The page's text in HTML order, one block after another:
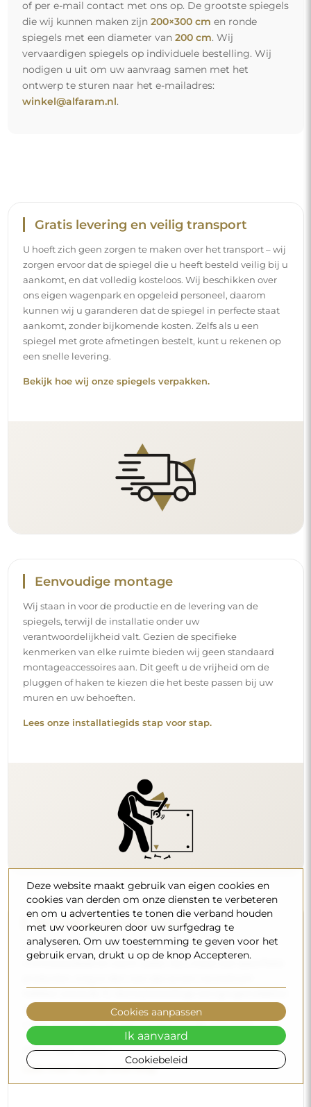
of per e-mail contact met ons op. De grootste spiegels
die wij kunnen maken zijn 200×300 cm en ronde
spiegels met een diameter van 200 cm. Wij
vervaardigen spiegels op individuele bestelling. Wij
nodigen u uit om uw aanvraag samen met het
ontwerp te sturen naar het e-mailadres:
winkel@alfaram.nl.
Gratis levering en veilig transport
U hoeft zich geen zorgen te maken over het transport – wij
zorgen ervoor dat de spiegel die u heeft besteld veilig bij u
aankomt, en dat volledig kosteloos. Wij beschikken over
ons eigen wagenpark en opgeleid personeel, daarom
kunnen wij u garanderen dat de spiegel in perfecte staat
aankomt, zonder bijkomende kosten. Zelfs als u een
spiegel met grote afmetingen bestelt, kunt u rekenen op
een snelle levering.
Bekijk hoe wij onze spiegels verpakken.
Eenvoudige montage
Wij staan in voor de productie en de levering van de
spiegels, terwijl de installatie onder uw
verantwoordelijkheid valt. Gezien de specifieke
kenmerken van elke ruimte bieden wij geen standaard
montageaccessoires aan. Dit geeft u de vrijheid om de
pluggen of haken te kiezen die het beste passen bij uw
muren en uw behoeften.
Lees onze installatiegids stap voor stap.
Reiniging en onderhoud
Om een optimale glans te behouden, volstaat een
microvezeldoek en warm water. Als u kiest voor specifieke
die azijn, ammoniak of sterke zuren bevatten – zo bewaart
u een mooie weerspiegeling gedurende vele jaren.
Wilt u meer weten?
Lees meer tips op onze blog.
Deze website maakt gebruik van eigen cookies en
cookies van derden om onze diensten te verbeteren
en om u advertenties te tonen die verband houden
met uw voorkeuren door uw surfgedrag te
analyseren. Om uw toestemming te geven voor het
gebruik ervan, drukt u op de knop Accepteren.
Cookiebeleid
Cookies aanpassen
Ik aanvaard